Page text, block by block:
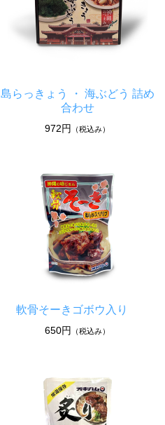
島らっきょう ・ 海ぶどう 詰め
合わせ
972円 （税込み）
軟骨そーきゴボウ入り
650円 （税込み）